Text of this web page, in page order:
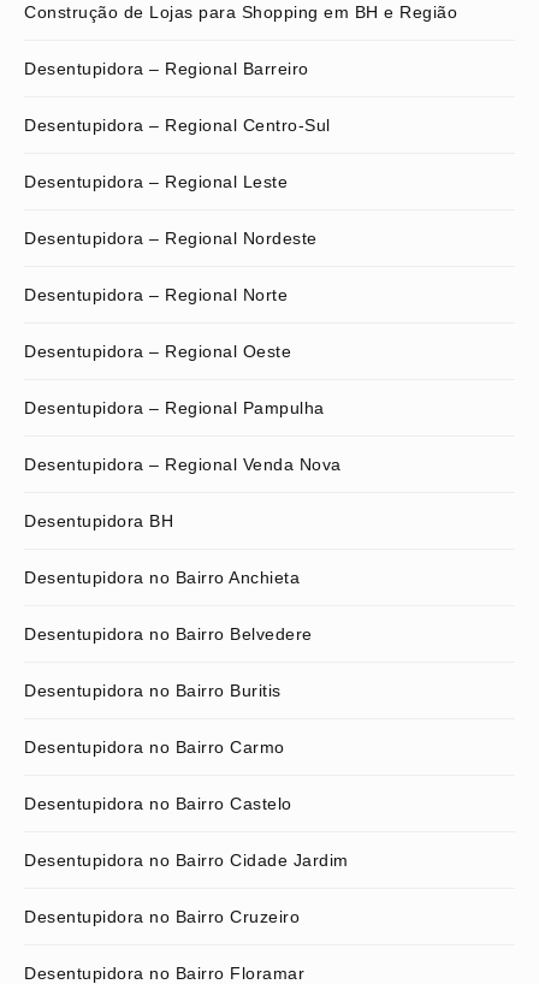
Construção de Lojas para Shopping em BH e Região
Desentupidora – Regional Barreiro
Desentupidora – Regional Centro-Sul
Desentupidora – Regional Leste
Desentupidora – Regional Nordeste
Desentupidora – Regional Norte
Desentupidora – Regional Oeste
Desentupidora – Regional Pampulha
Desentupidora – Regional Venda Nova
Desentupidora BH
Desentupidora no Bairro Anchieta
Desentupidora no Bairro Belvedere
Desentupidora no Bairro Buritis
Desentupidora no Bairro Carmo
Desentupidora no Bairro Castelo
Desentupidora no Bairro Cidade Jardim
Desentupidora no Bairro Cruzeiro
Desentupidora no Bairro Floramar